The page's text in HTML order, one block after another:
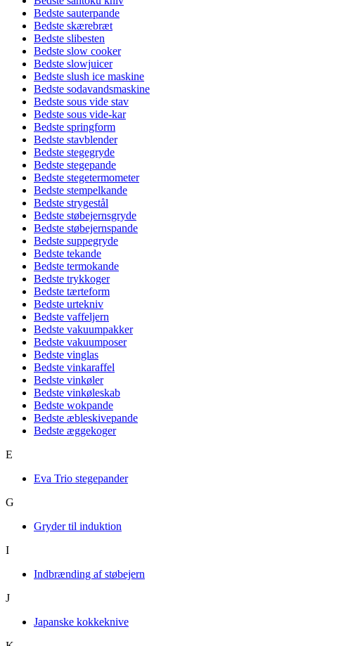
Bedste sauterpande
Bedste skærebræt
Bedste slibesten
Bedste slow cooker
Bedste slowjuicer
Bedste slush ice maskine
Bedste sodavandsmaskine
Bedste sous vide stav
Bedste sous vide-kar
Bedste springform
Bedste stavblender
Bedste stegegryde
Bedste stegepande
Bedste stegetermometer
Bedste stempelkande
Bedste strygestål
Bedste støbejernsgryde
Bedste støbejernspande
Bedste suppegryde
Bedste tekande
Bedste termokande
Bedste trykkoger
Bedste tærteform
Bedste urtekniv
Bedste vaffeljern
Bedste vakuumpakker
Bedste vakuumposer
Bedste vinglas
Bedste vinkaraffel
Bedste vinkøler
Bedste vinkøleskab
Bedste wokpande
Bedste æbleskivepande
Bedste æggekoger
E
Eva Trio stegepander
G
Gryder til induktion
I
Indbrænding af støbejern
J
Japanske kokkeknive